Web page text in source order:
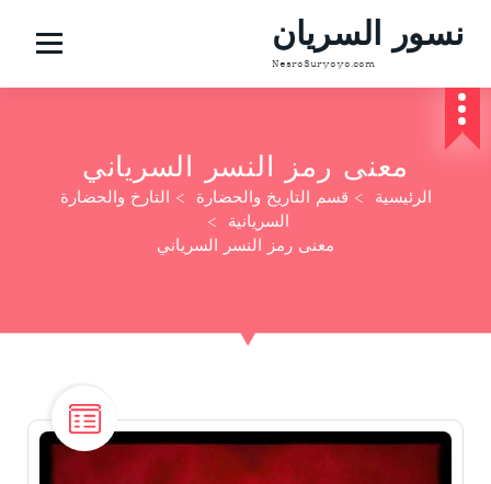
ج
نسور السريان
NesroSuryoyo.com
معنى رمز النسر السرياني
الرئيسية > قسم التاريخ والحضارة > التارخ والحضارة
السريانية >
معنى رمز النسر السرياني